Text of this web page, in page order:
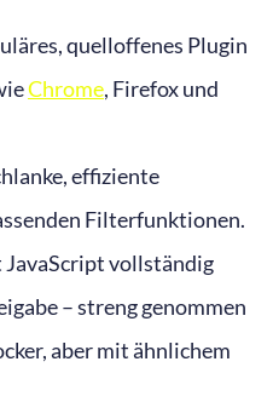
quelloffenes Plugin
Chrome, Firefox und
effiziente
Filterfunktionen.
vollständig
– streng genommen
aber mit ähnlichem